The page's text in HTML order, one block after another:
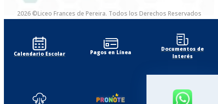
Calendario Escolar Pagos en Línea
Documentos de
Interés
2026 ©Liceo Frances de Pereira. Todos los Derechos Reservados